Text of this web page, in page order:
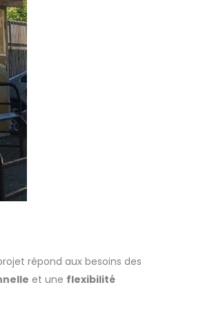
répond aux besoins des
et une flexibilité